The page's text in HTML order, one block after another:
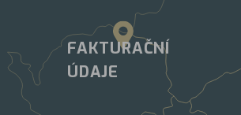
FAKTURAČNÍ
ÚDAJE